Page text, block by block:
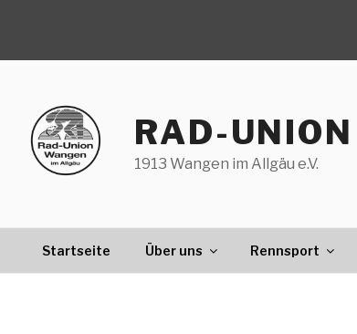
springen
RAD-
1913 Wangen im Allgäu e.V.
Startseite Über uns Rennsport